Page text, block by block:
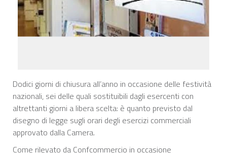
Dodici giorni di chiusura all’anno in occasione delle festività
nazionali, sei delle quali sostituibili dagli esercenti con
altrettanti giorni a libera scelta: è quanto previsto dal
disegno di legge sugli orari degli esercizi commerciali
approvato dalla Camera.
Come rilevato da Confcommercio in occasione